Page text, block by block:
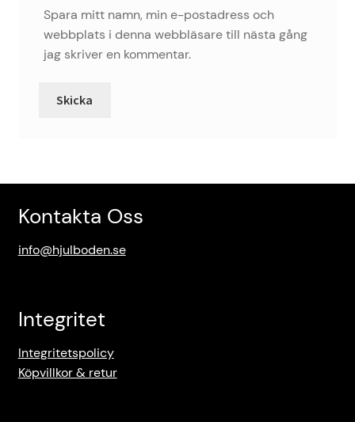
Spara mitt namn, min e-postadress och
webbplats i denna webbläsare till nästa gång
jag skriver en kommentar.
Kontakta Oss
info@hjulboden.se
Integritet
Integritetspolicy
Köpvillkor & retur